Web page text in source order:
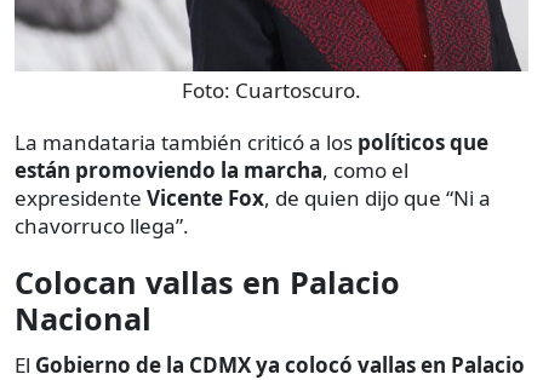
Foto: Cuartoscuro.
La mandataria también criticó a los políticos que
están promoviendo la marcha, como el
expresidente Vicente Fox, de quien dijo que “Ni a
chavorruco llega”.
Colocan vallas en Palacio
Nacional
El Gobierno de la CDMX ya colocó vallas en Palacio